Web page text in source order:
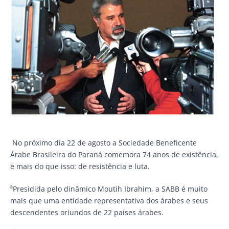
No próximo dia 22 de agosto a Sociedade Beneficente
Árabe Brasileira do Paraná comemora 74 anos de existência,
e mais do que isso: de resistência e luta.
⁸Presidida pelo dinâmico Moutih Ibrahim, a SABB é muito
mais que uma entidade representativa dos árabes e seus
descendentes oriundos de 22 países árabes.